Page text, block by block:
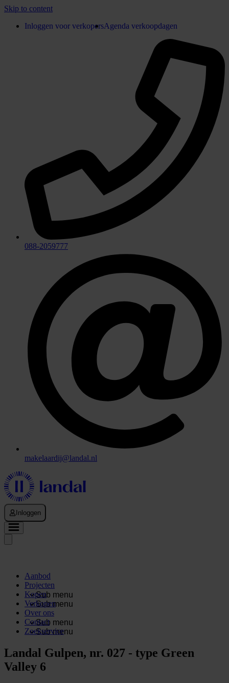
Skip to content
Inloggen voor verkopersAgenda verkoopdagen
088-2059777
makelaardij@landal.nl
Inloggen
Aanbod
Projecten
Sub menu
Kopen
Sub menu
Verkopen
Over ons
Sub menu
Contact
Sub menu
Zoekservice
Landal Gulpen, nr. 027 - type Green
Valley 6